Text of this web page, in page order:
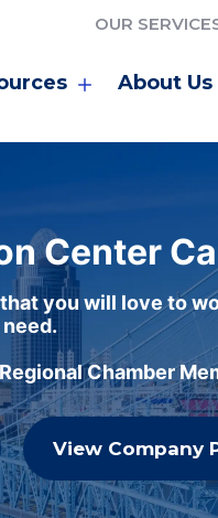
OUR
About Us
Center
you will love to
need.
Chamber
View Company